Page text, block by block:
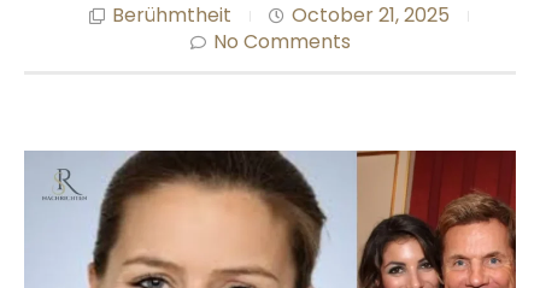
Berühmtheit
October 21, 2025
No Comments